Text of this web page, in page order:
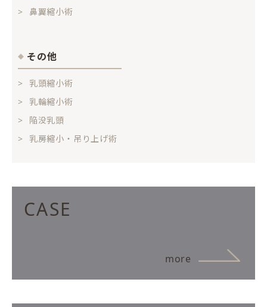
鼻翼縮小術
その他
乳頭縮小術
乳輪縮小術
陥没乳頭
乳房縮小・吊り上げ術
CASE
more